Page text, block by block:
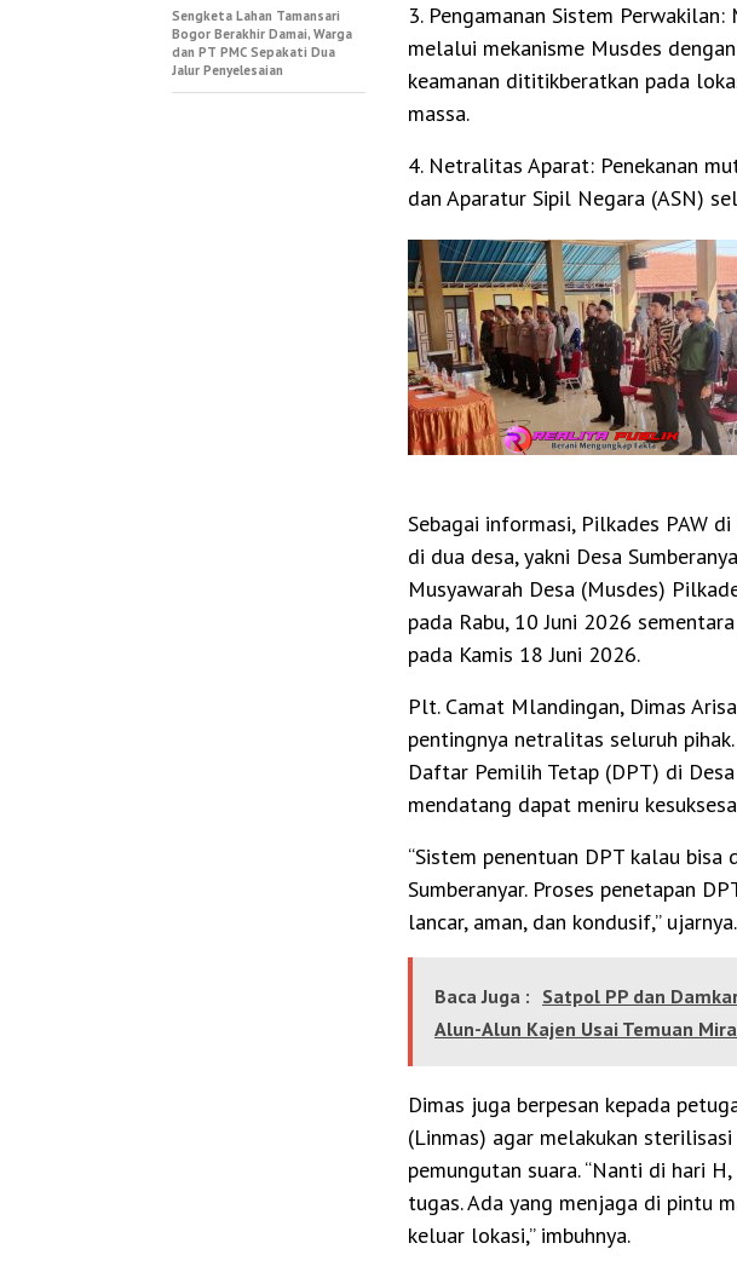
3. Pengamanan Sistem
melalui mekanisme Musdes
keamanan dititikberatkan pada
massa.
4. Netralitas Aparat: Penekanan
dan Aparatur Sipil Negara (ASN)
Sebagai informasi, Pilkades PAW
di dua desa, yakni Desa
Musyawarah Desa (Musdes)
pada Rabu, 10 Juni 2026
pada Kamis 18 Juni 2026.
Plt. Camat Mlandingan, Dimas
pentingnya netralitas seluruh
Daftar Pemilih Tetap (DPT) di
mendatang dapat meniru
“Sistem penentuan DPT kalau
Sumberanyar. Proses penetapan
lancar, aman, dan kondusif,” ujarnya.
Baca Juga : Satpol PP dan
Alun-Alun Kajen Usai Temuan
Dimas juga berpesan kepada
(Linmas) agar melakukan
pemungutan suara. “Nanti di hari
tugas. Ada yang menjaga di pintu
keluar lokasi,” imbuhnya.
Sengketa Lahan Tamansari
Bogor Berakhir Damai, Warga
dan PT PMC Sepakati Dua
Jalur Penyelesaian